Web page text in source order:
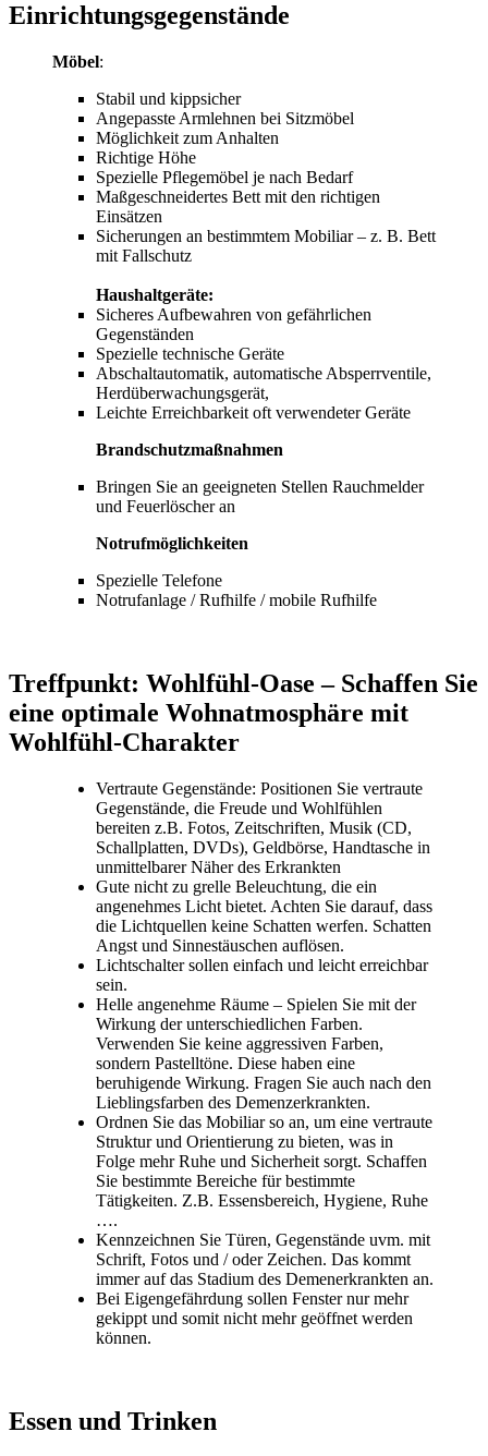
Einrichtungsgegenstände
Möbel:
Stabil und kippsicher
Angepasste Armlehnen bei Sitzmöbel
Möglichkeit zum Anhalten
Richtige Höhe
Spezielle Pflegemöbel je nach Bedarf
Maßgeschneidertes Bett mit den richtigen
Einsätzen
Sicherungen an bestimmtem Mobiliar – z. B. Bett
mit Fallschutz
Haushaltgeräte:
Sicheres Aufbewahren von gefährlichen
Gegenständen
Spezielle technische Geräte
Abschaltautomatik, automatische Absperrventile,
Herdüberwachungsgerät,
Leichte Erreichbarkeit oft verwendeter Geräte
Brandschutzmaßnahmen
Bringen Sie an geeigneten Stellen Rauchmelder
und Feuerlöscher an
Notrufmöglichkeiten
Spezielle Telefone
Notrufanlage / Rufhilfe / mobile Rufhilfe
Treffpunkt: Wohlfühl-Oase – Schaffen Sie
eine optimale Wohnatmosphäre mit
Wohlfühl-Charakter
Vertraute Gegenstände: Positionen Sie vertraute
Gegenstände, die Freude und Wohlfühlen
bereiten z.B. Fotos, Zeitschriften, Musik (CD,
Schallplatten, DVDs), Geldbörse, Handtasche in
unmittelbarer Näher des Erkrankten
Gute nicht zu grelle Beleuchtung, die ein
angenehmes Licht bietet. Achten Sie darauf, dass
die Lichtquellen keine Schatten werfen. Schatten
Angst und Sinnestäuschen auflösen.
Lichtschalter sollen einfach und leicht erreichbar
sein.
Helle angenehme Räume – Spielen Sie mit der
Wirkung der unterschiedlichen Farben.
Verwenden Sie keine aggressiven Farben,
sondern Pastelltöne. Diese haben eine
beruhigende Wirkung. Fragen Sie auch nach den
Lieblingsfarben des Demenzerkrankten.
Ordnen Sie das Mobiliar so an, um eine vertraute
Struktur und Orientierung zu bieten, was in
Folge mehr Ruhe und Sicherheit sorgt. Schaffen
Sie bestimmte Bereiche für bestimmte
Tätigkeiten. Z.B. Essensbereich, Hygiene, Ruhe
….
Kennzeichnen Sie Türen, Gegenstände uvm. mit
Schrift, Fotos und / oder Zeichen. Das kommt
immer auf das Stadium des Demenerkrankten an.
Bei Eigengefährdung sollen Fenster nur mehr
gekippt und somit nicht mehr geöffnet werden
können.
Essen und Trinken